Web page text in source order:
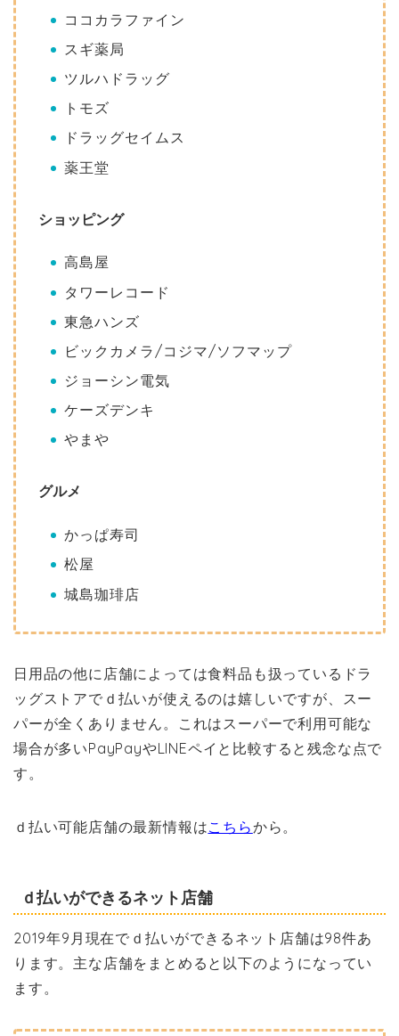
ココカラファイン
スギ薬局
ツルハドラッグ
トモズ
ドラッグセイムス
薬王堂
ショッピング
高島屋
タワーレコード
東急ハンズ
ビックカメラ/コジマ/ソフマップ
ジョーシン電気
ケーズデンキ
やまや
グルメ
かっぱ寿司
松屋
城島珈琲店
日用品の他に店舗によっては食料品も扱っているドラ
ッグストアでｄ払いが使えるのは嬉しいですが、スー
パーが全くありません。これはスーパーで利用可能な
場合が多いPayPayやLINEペイと比較すると残念な点で
す。
ｄ払い可能店舗の最新情報はこちらから。
ｄ払いができるネット店舗
2019年9月現在でｄ払いができるネット店舗は98件あ
ります。主な店舗をまとめると以下のようになってい
ます。